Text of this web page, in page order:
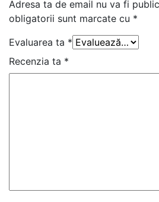
Adresa ta de email nu va fi
obligatorii sunt marcate cu *
Evaluarea ta *
Recenzia ta *